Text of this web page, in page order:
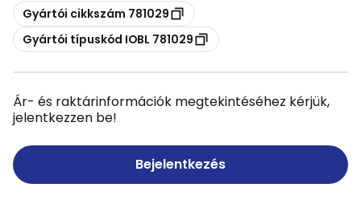
Másolás
Gyártói cikkszám 781029
Másolás
Gyártói típuskód IOBL 781029
Ár- és raktárinformációk megtekintéséhez kérjük,
jelentkezzen be!
Bejelentkezés